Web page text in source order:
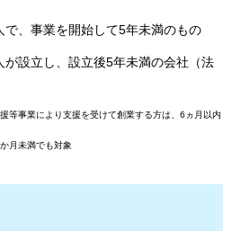
で、事業を開始して5年未満のもの
が設立し、設立後5年未満の会社（法
等事業により支援を受けて創業する方は、6ヵ月以内
月未満でも対象